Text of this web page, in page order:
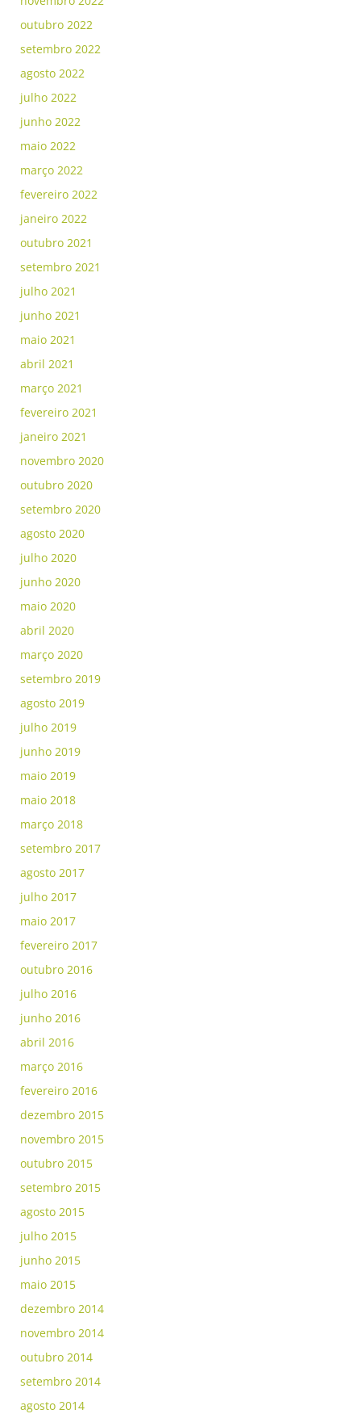
outubro 2022
setembro 2022
agosto 2022
julho 2022
junho 2022
maio 2022
março 2022
fevereiro 2022
janeiro 2022
outubro 2021
setembro 2021
julho 2021
junho 2021
maio 2021
abril 2021
março 2021
fevereiro 2021
janeiro 2021
novembro 2020
outubro 2020
setembro 2020
agosto 2020
julho 2020
junho 2020
maio 2020
abril 2020
março 2020
setembro 2019
agosto 2019
julho 2019
junho 2019
maio 2019
maio 2018
março 2018
setembro 2017
agosto 2017
julho 2017
maio 2017
fevereiro 2017
outubro 2016
julho 2016
junho 2016
abril 2016
março 2016
fevereiro 2016
dezembro 2015
novembro 2015
outubro 2015
setembro 2015
agosto 2015
julho 2015
junho 2015
maio 2015
dezembro 2014
novembro 2014
outubro 2014
setembro 2014
agosto 2014